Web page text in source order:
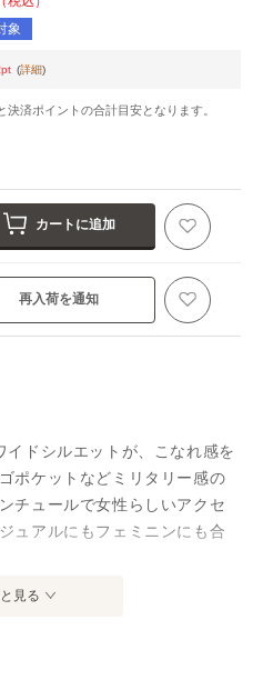
象
(詳細)
済ポイントの合計目安となります。
カートに追加
再入荷を通知
ドシルエットが、こなれ感を
ポケットなどミリタリー感の
チュールで女性らしいアクセ
ュアルにもフェミニンにも合
見る